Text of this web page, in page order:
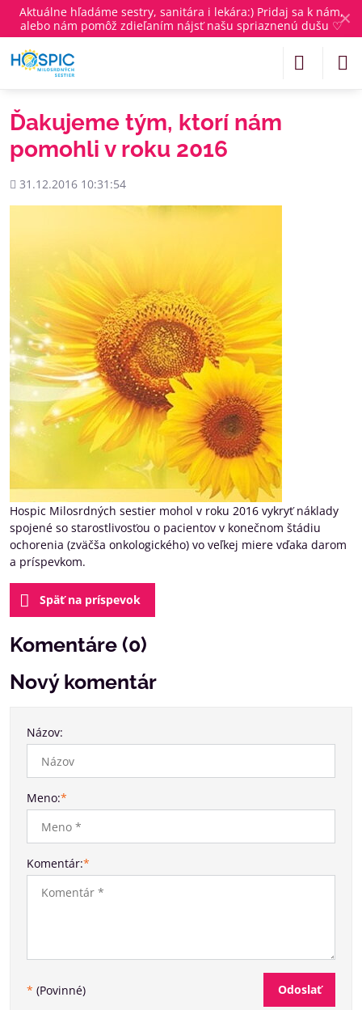
✕
Aktuálne hľadáme sestry, sanitára i lekára:) Pridaj sa k nám,
alebo nám pomôž zdieľaním nájsť našu spriaznenú dušu ♡
Ďakujeme tým, ktorí nám
pomohli v roku 2016
Pridané
31.12.2016 10:31:54
Hospic Milosrdných sestier mohol v roku 2016 vykryť náklady
spojené so starostlivosťou o pacientov v konečnom štádiu
ochorenia (zväčša onkologického) vo veľkej miere vďaka darom
a príspevkom.
Späť na príspevok
Komentáre (0)
Nový komentár
Názov:
Meno:*
Komentár:*
* (Povinné) Odoslať